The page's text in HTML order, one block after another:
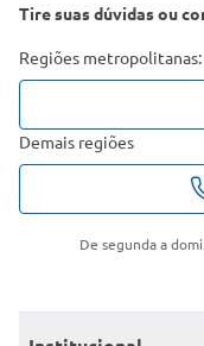
Tire suas dúvidas ou
Regiões metropolitanas:
Demais regiões
De segunda a